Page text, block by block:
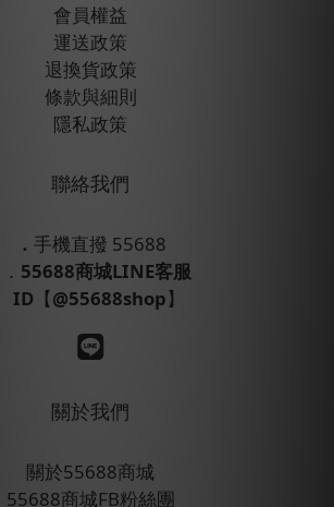
會員權益
運送政策
退換貨政策
條款與細則
隱私政策
聯絡我們
． 手機直撥 55688
． 55688商城LINE客服
ID 【@55688shop】
關於我們
關於55688商城
55688商城FB粉絲團